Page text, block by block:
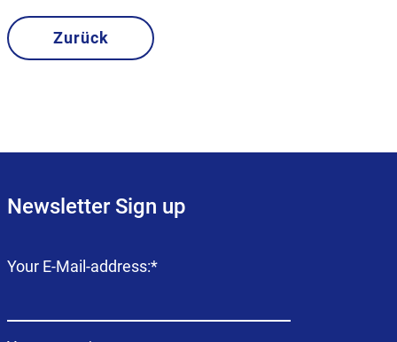
Zurück
Newsletter Sign up
Campo
Your E-Mail-address:*